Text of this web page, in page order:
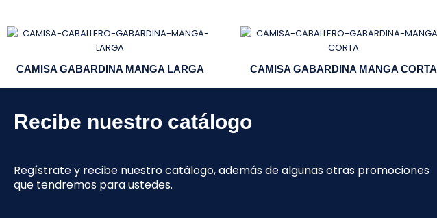
CAMISA GABARDINA MANGA LARGA CAMISA GABARDINA MANGA CORTA
Recibe nuestro catálogo
Regístrate y recibe nuestro catálogo, además de algunas otras promociones
que tendremos para ustedes.